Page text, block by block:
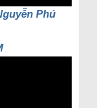
Phú